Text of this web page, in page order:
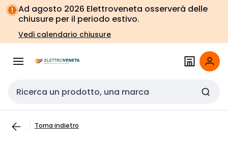
Vai alla
navigazione
Vai
alla
pagina
Ad agosto 2026 Elettroveneta osserverà delle
chiusure per il periodo estivo.
Vedi calendario chiusure
Cerca input
Torna indietro